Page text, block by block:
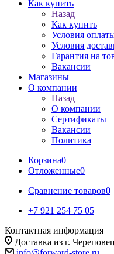
Как купить
Назад
Как купить
Условия
Условия
Гарантия на
Вакансии
Магазины
О компании
Назад
О компании
Сертификаты
Вакансии
Политика
Корзина0
Отложенные0
Сравнение товаров0
+7 921 254 75 05
Контактная информация
Доставка из г. Череповец